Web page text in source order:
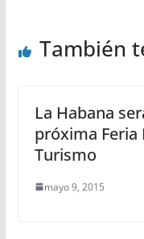
También
La Habana
próxima
Turismo
mayo 9, 2015